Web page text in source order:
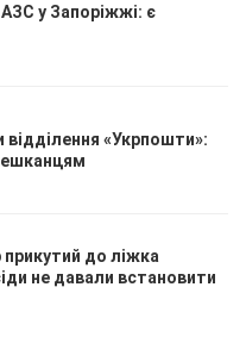
у Запоріжжі: є
відділення «Укрпошти»:
до ліжка
не давали встановити